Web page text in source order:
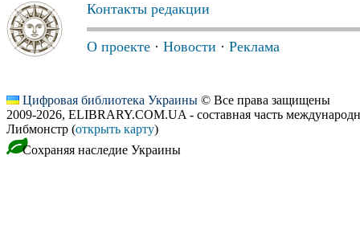
Контакты редакции
О проекте · Новости · Реклама
Цифровая библиотека Украины © Все права защищены
2009-2026, ELIBRARY.COM.UA - составная часть
Либмонстр (открыть карту)
Сохраняя наследие Украины